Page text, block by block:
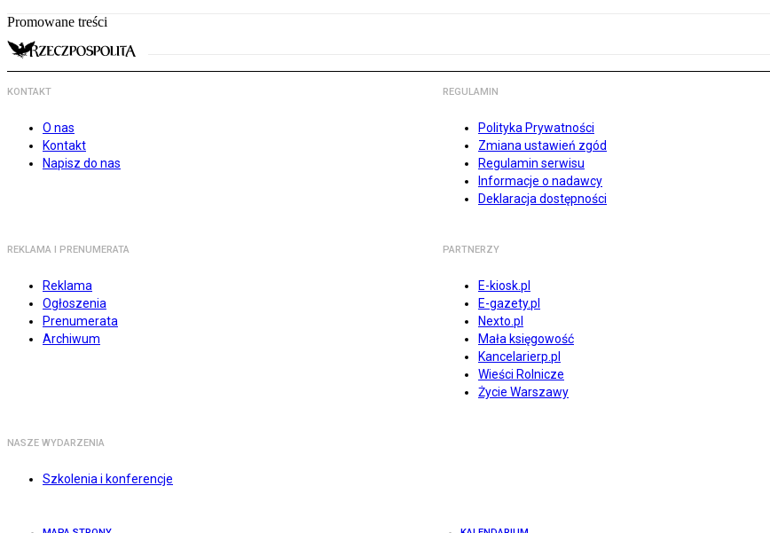
Promowane treści
KONTAKT
O nas
Kontakt
Napisz do nas
REGULAMIN
Polityka Prywatności
Zmiana ustawień zgód
Regulamin serwisu
Informacje o nadawcy
Deklaracja dostępności
REKLAMA I PRENUMERATA
Reklama
Ogłoszenia
Prenumerata
Archiwum
PARTNERZY
E-kiosk.pl
E-gazety.pl
Nexto.pl
Mała księgowość
Kancelarierp.pl
Wieści Rolnicze
Życie Warszawy
NASZE WYDARZENIA
Szkolenia i konferencje